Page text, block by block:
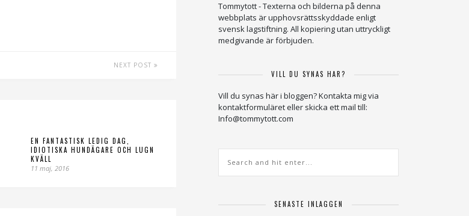
NEXT POST
EN FANTASTISK LEDIG DAG,
IDIOTISKA HUNDÄGARE OCH LUGN
KVÄLL
11 maj, 2016
Tommytott - Texterna och bilderna på denna
webbplats är upphovsrättsskyddade enligt
svensk lagstiftning. All kopiering utan uttryckligt
medgivande är förbjuden.
VILL DU SYNAS HÄR?
Vill du synas här i bloggen? Kontakta mig via
kontaktformuläret eller skicka ett mail till:
Info@tommytott.com
SENASTE INLÄGGEN